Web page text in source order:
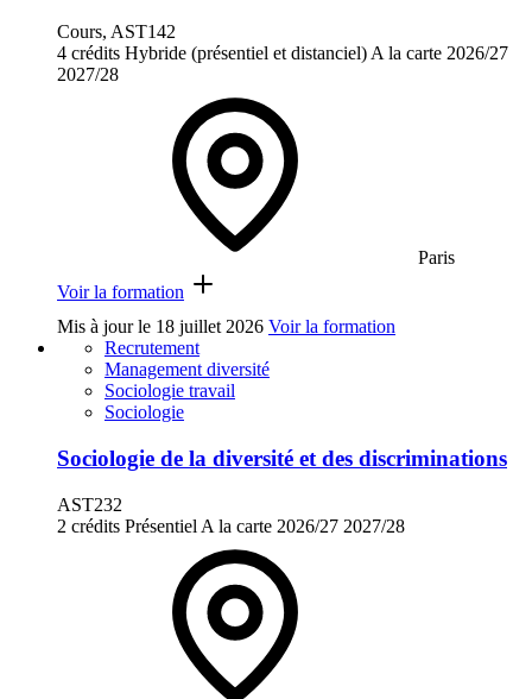
Cours, AST142
4 crédits Hybride (présentiel et distanciel) A la carte 2026/27
2027/28
Paris
Voir la formation
Mis à jour le 18 juillet 2026 Voir la formation
Recrutement
Management diversité
Sociologie travail
Sociologie
Sociologie de la diversité et des discriminations
AST232
2 crédits Présentiel A la carte 2026/27 2027/28